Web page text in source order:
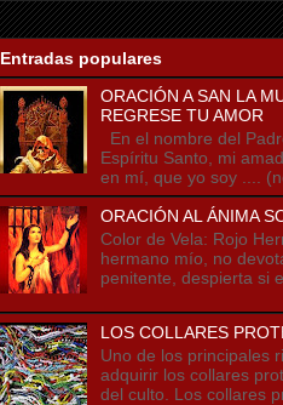
Entradas populares
ORACIÓN A SAN LA
REGRESE TU AMOR
En el nombre del
Espíritu Santo, mi
en mí, que yo soy ....
ORACIÓN AL ÁNIMA
Color de Vela: Rojo
hermano mío, no
penitente, despierta si
LOS COLLARES
Uno de los principales
adquirir los collares
del culto. Los collares